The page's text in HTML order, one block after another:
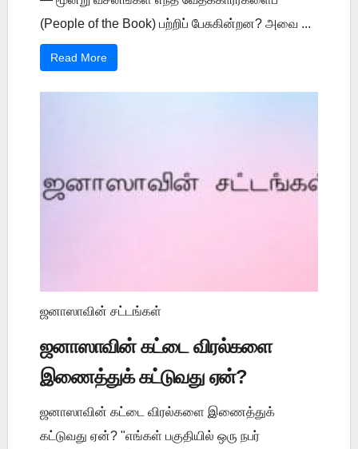
(People of the Book) பற்றிப் பேசுகின்றன? அவை ...
Read More
ஜனாஸாவின் சட்டங்கள்
ஜனாஸாவின் கட்டை விரல்களை
இணைத்துக் கட்டுவது ஏன்?
ஜனாஸாவின் கட்டை விரல்களை இணைத்துக்
கட்டுவது ஏன்? "எங்கள் பகுதியில் ஒரு நபர்